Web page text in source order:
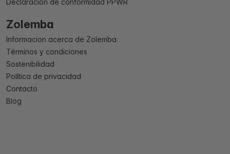
Declaración de conformidad PPWR
Zolemba
Informacion acerca de Zolemba
Términos y condiciones
Sostenibilidad
Política de privacidad
Contacto
Blog